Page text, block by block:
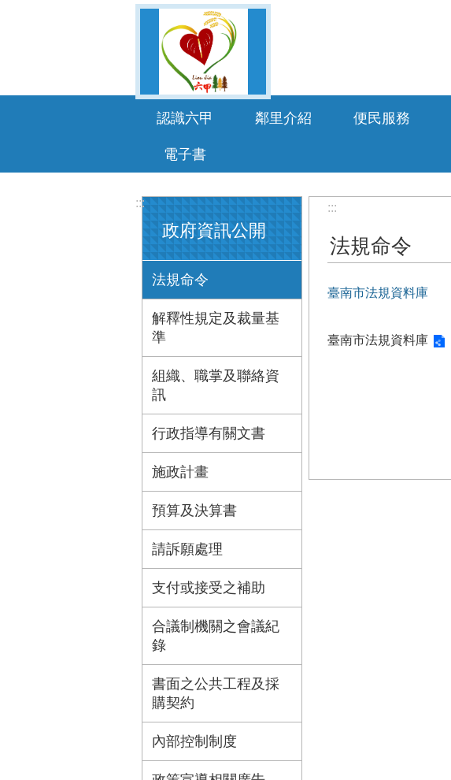
認識六甲 鄰里介紹 便民服務
電子書
:::
政府資訊公開
法規命令
解釋性規定及裁量基
準
組織、職掌及聯絡資
訊
行政指導有關文書
施政計畫
預算及決算書
請訴願處理
支付或接受之補助
合議制機關之會議紀
錄
書面之公共工程及採
購契約
內部控制制度
:::
法規命令
臺南市法規資料庫
臺南市法規資料庫